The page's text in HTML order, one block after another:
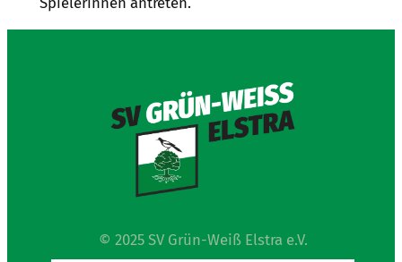
© 2025 SV Grün-Weiß Elstra e.V.